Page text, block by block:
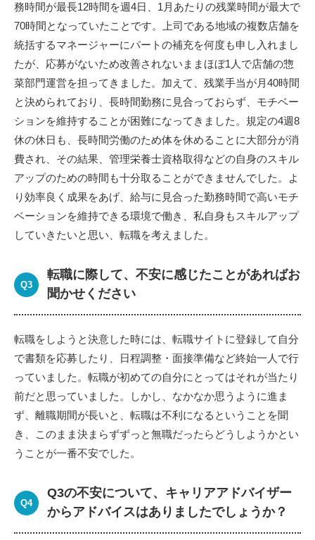
務時間が最長12時間を週4日、1月あたりの残業時間が最大で
70時間となっていたことです。上司である地域の複数店舗を
統括するマネージャーにパートの補充を何度も申し入れまし
たが、応募がないため改善されないままほぼ1人で店舗の惣
菜部門運営を担ってきました。加えて、残業手当が月40時間
と決められており、長時間勤務に見合っておらず、モチベー
ションを維持することが困難になってきました。規定の4週8
休の休日も、長時間労働のため体を休めることに大部分が消
費され、その結果、管理栄養士資格取得などの自身のスキル
アップのための時間も十分取ることができませんでした。よ
り効率良く成果をあげ、給与に見合った勤務時間で高いモチ
ベーションを維持できる環境で働き、私自身もスキルアップ
していきたいと思い、転職を考えました。
転職に際して、不安に感じたことがあればお
聞かせください
転職をしようと決意した時には、転職サイトに登録して自分
で書類を応募したり、日程調整・面接準備など終始一人で行
っていました。転職が初めての自分にとってはそれが当たり
前だと思っていました。しかし、なかなか思うように進ま
ず、離職期間が長いと、転職は不利になるということを聞
き、このまま決まらずずっと無職だったらどうしようかとい
うことが一番不安でした。
Q3の不安について、キャリアアドバイザー
からアドバイスはありましたでしょうか？